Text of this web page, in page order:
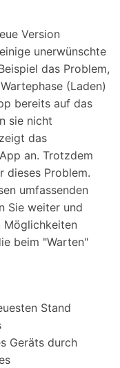
Version
unerwünschte
das Problem,
(Laden)
bereits auf das
sie nicht
das
an. Trotzdem
dieses Problem.
umfassenden
Sie weiter und
Möglichkeiten
beim "Warten"
Stand
Geräts durch